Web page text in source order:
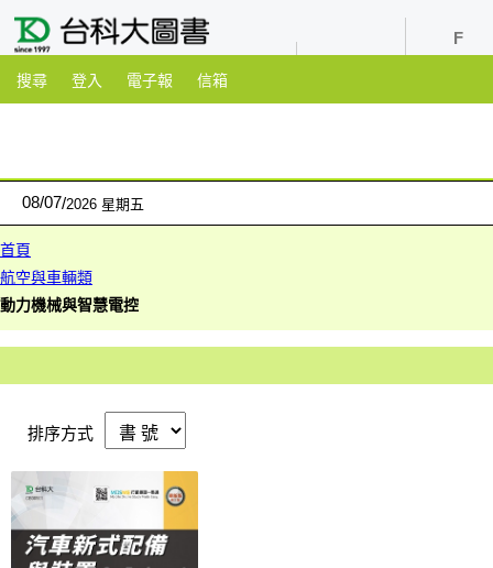
搜尋 登入 電子報 信箱
08/07 2026 星期五
首頁
航空與車輛類
動力機械與智慧電控
排序方式